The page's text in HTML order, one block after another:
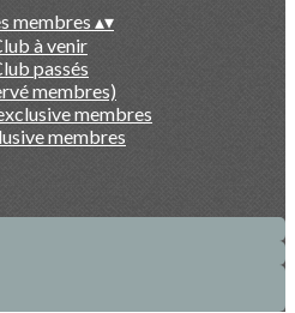
membres ▴▾
à venir
passés
membres)
membres
membres